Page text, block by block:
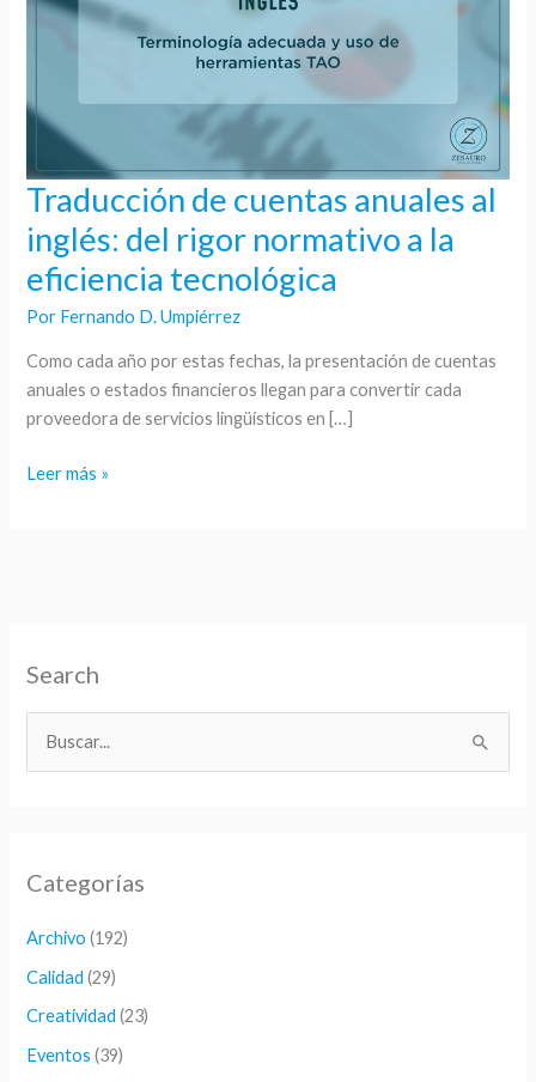
Traducción de cuentas anuales al
inglés: del rigor normativo a la
eficiencia tecnológica
Por Fernando D. Umpiérrez
Como cada año por estas fechas, la presentación de cuentas
anuales o estados financieros llegan para convertir cada
proveedora de servicios lingüísticos en […]
Traducción
cuentas
anuales
al
del
rigor
normativo
la
Leer más »
Search
a
o
r
:
Categorías
Archivo (192)
Calidad (29)
Creatividad (23)
Eventos (39)